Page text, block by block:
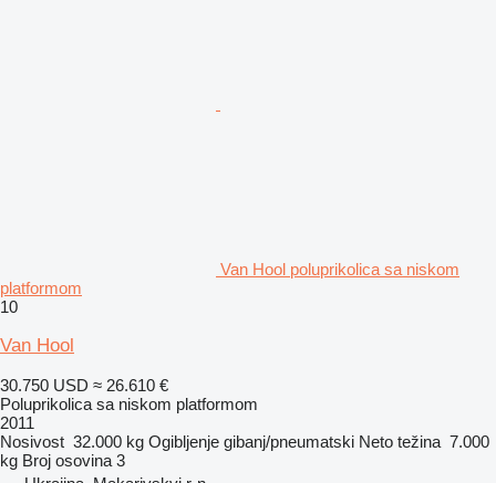
Van Hool poluprikolica sa niskom
platformom
10
Van Hool
30.750 USD ≈ 26.610 €
Poluprikolica sa niskom platformom
2011
Nosivost 32.000 kg Ogibljenje gibanj/pneumatski Neto težina 7.000
kg Broj osovina 3